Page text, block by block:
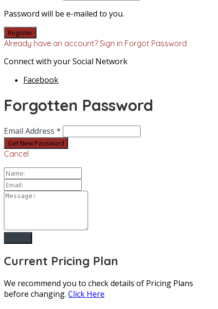
Password will be e-mailed to you.
Already have an account? Sign in Forgot Password
Connect with your Social Network
Facebook
Forgotten Password
Email Address *
Cancel
Current Pricing Plan
We recommend you to check details of Pricing Plans
before changing. Click Here